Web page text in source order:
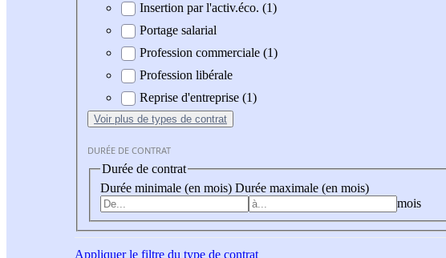
Insertion par l'activ.éco. (1)
Portage salarial
Profession commerciale (1)
Profession libérale
Reprise d'entreprise (1)
Voir plus de types de contrat
DURÉE DE CONTRAT
Durée de contrat
Durée minimale (en mois) Durée maximale (en mois)
mois
Appliquerle filtre du type de contrat